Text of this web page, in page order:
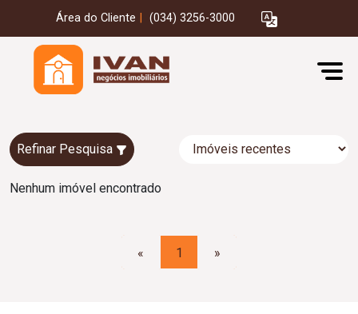
Área do Cliente (034) 3256-3000
Refinar Pesquisa
Nenhum imóvel encontrado
« 1 »